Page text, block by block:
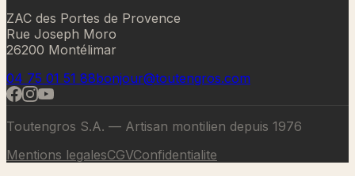
ZAC des Portes de Provence
Rue Joseph Moro
26200 Montélimar
04 75 01 51 88bonjour@toutengros.com
Toutengros S.A. — Artisan montilien depuis 1976
Mentions legalesCGVConfidentialite